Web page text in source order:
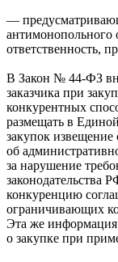
—
антимонопольного
ответственность,
В Закон № 44-ФЗ
заказчика при
конкурентных
размещать в
закупок
об
за нарушение
законодательства
конкуренцию
ограничивающих
Эта же
о закупке при